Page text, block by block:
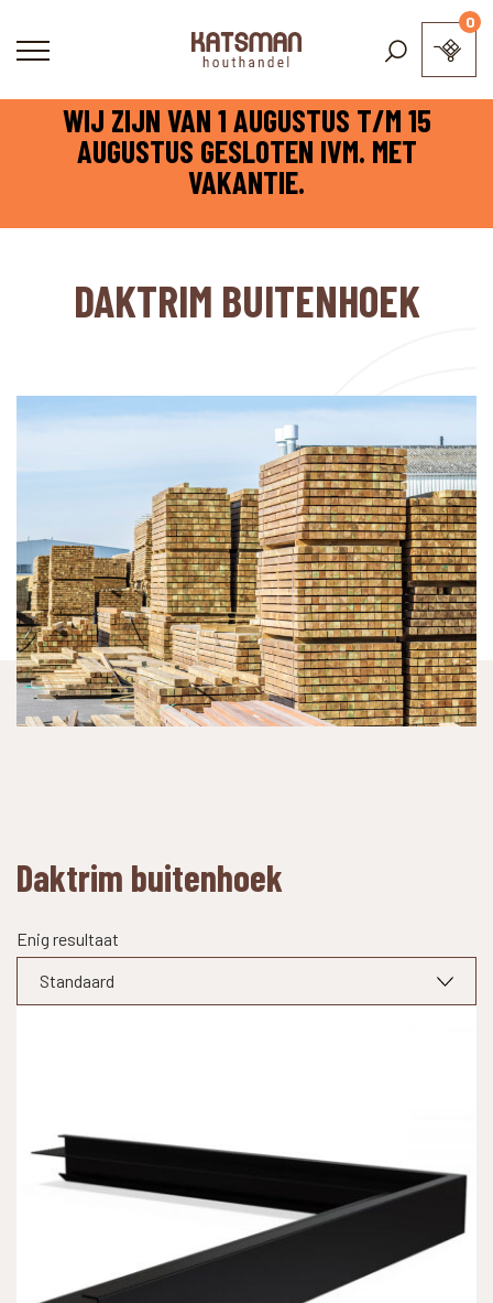
WIJ ZIJN VAN 1 AUGUSTUS T/M 15
AUGUSTUS GESLOTEN IVM. MET
VAKANTIE.
0
DAKTRIM BUITENHOEK
Daktrim buitenhoek
Enig resultaat